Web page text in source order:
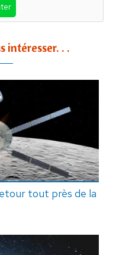
intéresser. . .
tout près de la